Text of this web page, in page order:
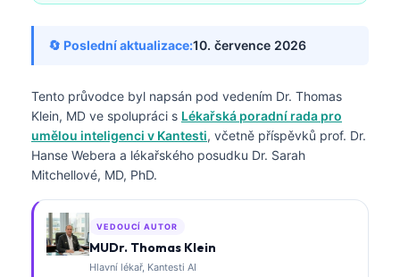
🔄 Poslední aktualizace:10. července 2026
Tento průvodce byl napsán pod vedením Dr. Thomas
Klein, MD ve spolupráci s Lékařská poradní rada pro
umělou inteligenci v Kantesti, včetně příspěvků prof. Dr.
Hanse Webera a lékařského posudku Dr. Sarah
Mitchellové, MD, PhD.
VEDOUCÍ AUTOR
MUDr. Thomas Klein
Hlavní lékař, Kantesti AI